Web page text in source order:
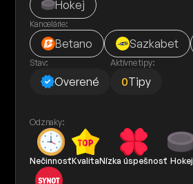
Hokej
Kancelárie:
Betano Sazkabet
Stav:
Overené
Aktívne tipy:
0Tipy
Odznaky:
NečinnosťKvalitaNízka úspešnosť Hokej